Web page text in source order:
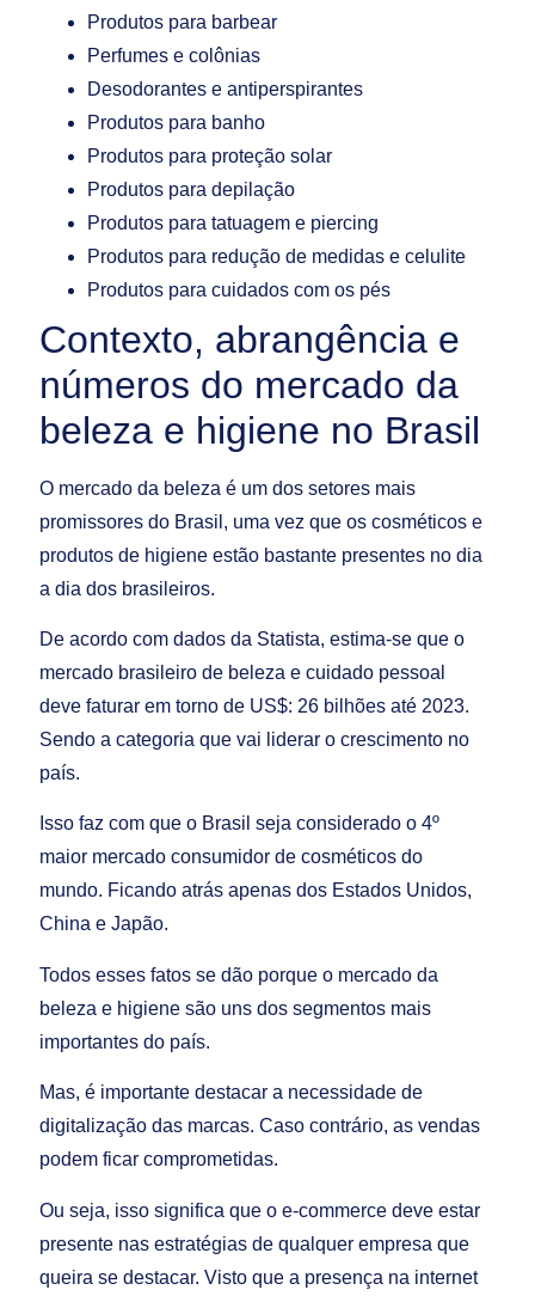
Produtos para barbear
Perfumes e colônias
Desodorantes e antiperspirantes
Produtos para banho
Produtos para proteção solar
Produtos para depilação
Produtos para tatuagem e piercing
Produtos para redução de medidas e celulite
Produtos para cuidados com os pés
Contexto, abrangência e
números do mercado da
beleza e higiene no Brasil
O mercado da beleza é um dos setores mais
promissores do Brasil, uma vez que os cosméticos e
produtos de higiene estão bastante presentes no dia
a dia dos brasileiros.
De acordo com dados da Statista, estima-se que o
mercado brasileiro de beleza e cuidado pessoal
deve faturar em torno de US$: 26 bilhões até 2023.
Sendo a categoria que vai liderar o crescimento no
país.
Isso faz com que o Brasil seja considerado o 4º
maior mercado consumidor de cosméticos do
mundo. Ficando atrás apenas dos Estados Unidos,
China e Japão.
Todos esses fatos se dão porque o mercado da
beleza e higiene são uns dos segmentos mais
importantes do país.
Mas, é importante destacar a necessidade de
digitalização das marcas. Caso contrário, as vendas
podem ficar comprometidas.
Ou seja, isso significa que o e-commerce deve estar
presente nas estratégias de qualquer empresa que
queira se destacar. Visto que a presença na internet